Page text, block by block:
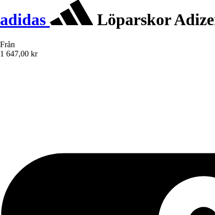
adidas Löparskor
Från
1 647,00 kr